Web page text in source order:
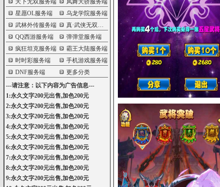
天下无双服务端
凤舞天骄服务端
星愿OL服务端
乌龙学院服务端
武林外传服务端
真·武侠无双服务端
QQ西游服务端
弹弹堂服务端
疯狂坦克服务端
霸王大陆服务端
时时彩服务端
手机游戏服务端
DNF服务端
更多分类
---请注意：以下内容为广告信息---
1:永久文字200元出售,加色200元
2:永久文字200元出售,加色200元
3:永久文字200元出售,加色200元
4:永久文字200元出售,加色200元
5:永久文字200元出售,加色200元
6:永久文字200元出售,加色200元
7:永久文字200元出售,加色200元
8:永久文字200元出售,加色200元
9:永久文字200元出售,加色200元